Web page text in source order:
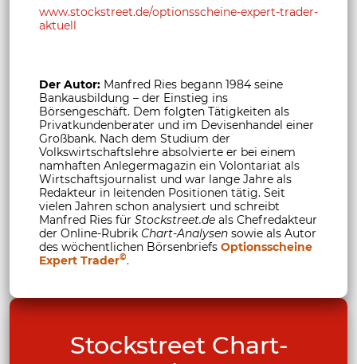
www.stockstreet.de/optionsscheine-expert-trader-
aktuell
Der Autor: Manfred Ries begann 1984 seine
Bankausbildung – der Einstieg ins
Börsengeschäft. Dem folgten Tätigkeiten als
Privatkundenberater und im Devisenhandel einer
Großbank. Nach dem Studium der
Volkswirtschaftslehre absolvierte er bei einem
namhaften Anlegermagazin ein Volontariat als
Wirtschaftsjournalist und war lange Jahre als
Redakteur in leitenden Positionen tätig. Seit
vielen Jahren schon analysiert und schreibt
Manfred Ries für Stockstreet.de als Chefredakteur
der Online-Rubrik Chart-Analysen sowie als Autor
des wöchentlichen Börsenbriefs Optionsscheine
Expert Trader©.
Stockstreet Chart-